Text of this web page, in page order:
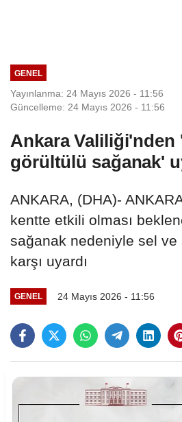
GENEL
Yayınlanma: 24 Mayıs 2026 - 11:56
Güncelleme: 24 Mayıs 2026 - 11:56
Ankara Valiliği'nden
görültülü sağanak'
ANKARA, (DHA)-
kentte etkili olması
sağanak nedeniyle sel ve
karşı uyardı
GENEL 24 Mayıs 2026 - 11:56